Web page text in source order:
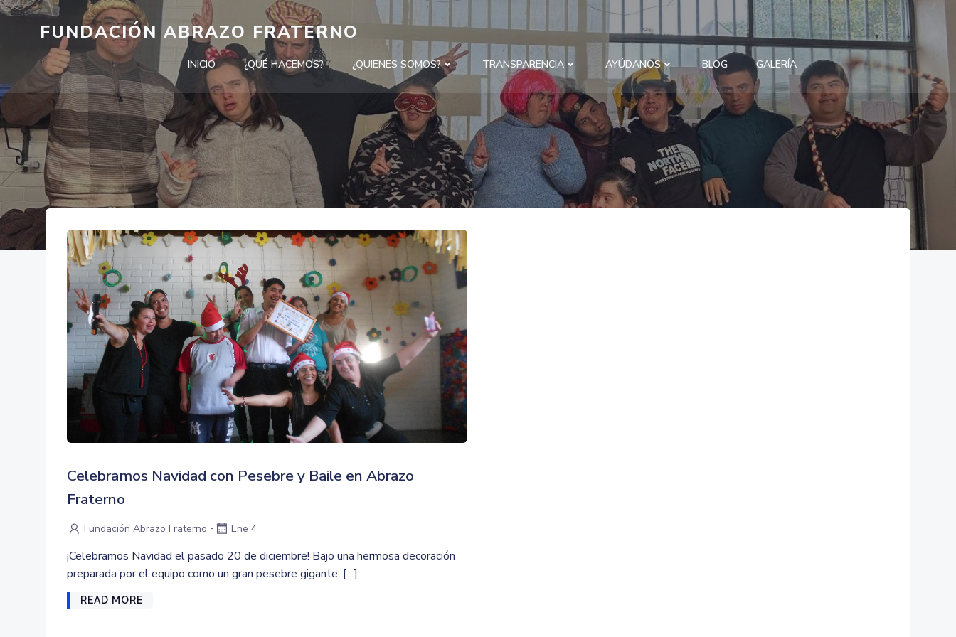
FUNDACIÓN ABRAZO FRATERNO
INICIO ¿QUÉ HACEMOS? ¿QUIENES SOMOS? TRANSPARENCIA AYÚDANOS BLOG GALERÍA
Celebramos Navidad con Pesebre y Baile en Abrazo
Fraterno
Fundación Abrazo Fraterno - Ene 4
¡Celebramos Navidad el pasado 20 de diciembre! Bajo una hermosa decoración
preparada por el equipo como un gran pesebre gigante, […]
READ MORE